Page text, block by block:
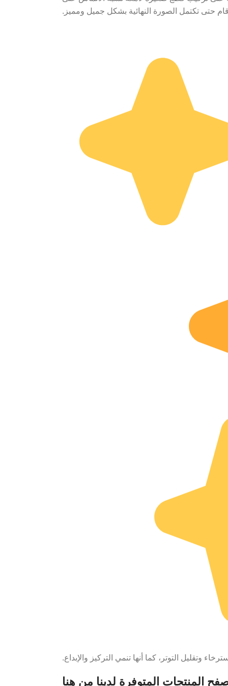
حتى تكتمل الصورة النهائية بشكل جميل ومميز.
وتقليل التوتر، كما أنها تنمي التركيز والإبداع.
المنتجات المتوفرة لدينا من هنا